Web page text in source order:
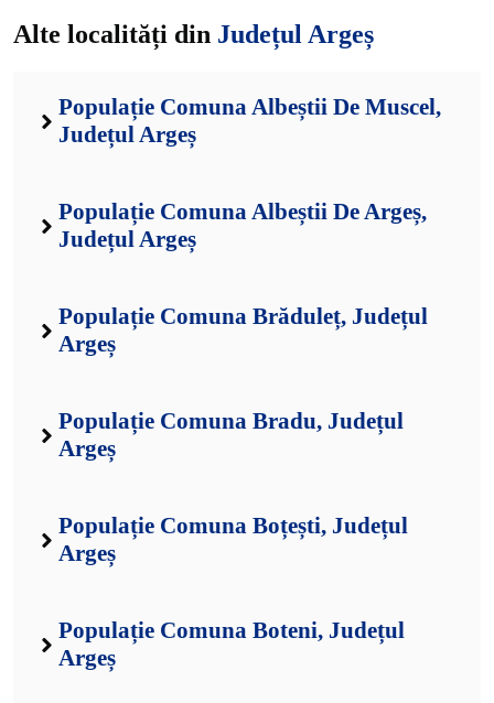
Alte localități din Județul Argeș
Populație Comuna Albeștii De Muscel,
Județul Argeș
Populație Comuna Albeștii De Argeș,
Județul Argeș
Populație Comuna Brăduleț, Județul
Argeș
Populație Comuna Bradu, Județul
Argeș
Populație Comuna Boțești, Județul
Argeș
Populație Comuna Boteni, Județul
Argeș